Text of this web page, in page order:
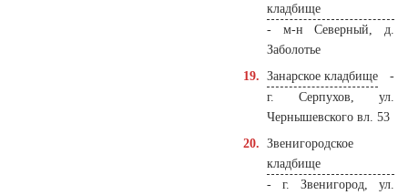
кладбище
- м-н Северный, д.
Заболотье
Занарское кладбище -
г. Серпухов, ул.
Чернышевского вл. 53
Звенигородское
кладбище
- г. Звенигород, ул.